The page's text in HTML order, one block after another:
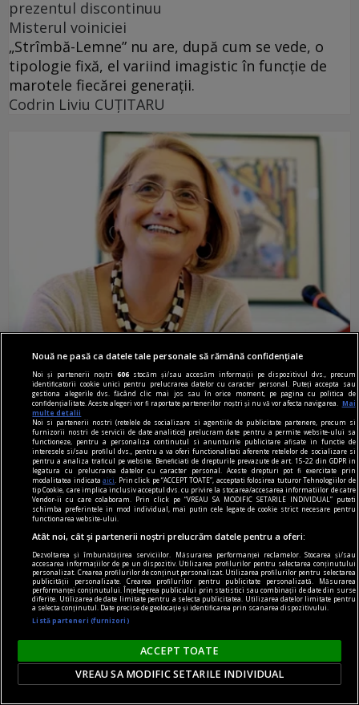
prezentul discontinuu
Misterul voiniciei
„Strîmbă-Lemne” nu are, după cum se vede, o
tipologie fixă, el variind imagistic în funcţie de
marotele fiecărei generaţii.
Codrin Liviu CUŢITARU
cuvinte nepotrivite
Înscenări
În lipsa exemplelor, utilizatorul obișnuit al
dicționarului nu poate fi sigur de excluderea unei
construcții.
Rodica ZAFIU
Nouă ne pasă ca datele tale personale să rămână confidențiale
Noi și partenerii noștri606 stocăm și/sau accesăm informații pe dispozitivul dvs., precum
identificatorii cookie unici pentru prelucrarea datelor cu caracter personal. Puteți accepta sau
gestiona alegerile dvs. făcând clic mai jos sau în orice moment, pe pagina cu politica de
confidențialitate. Aceste alegeri vor fi raportate partenerilor noștri și nu vă vor afecta navigarea.
Mai
multe detalii
Noi si partenerii nostri (retelele de socializare si agentiile de publicitate partenere, precum si
furnizorii nostri de servicii de date analitice) prelucram date pentru a permite website-ului sa
functioneze, pentru a personaliza continutul si anunturile publicitare afisate in functie de
interesele si/sau profilul dvs., pentru a va oferi functionalitati aferente retelelor de socializare si
pentru a analiza traficul pe website. Beneficiati de drepturile prevazute de art. 15-22 din GDPR in
legatura cu prelucrarea datelor cu caracter personal. Aceste drepturi pot fi exercitate prin
modalitatea indicataaici
. Prin click pe “ACCEPT TOATE”, acceptati folosirea tuturor Tehnologiilor de
tip Cookie, care implica inclusiv acceptul dvs. cu privire la stocarea/accesarea informatiilor de catre
Vendor-ii cu care colaboram. Prin click pe “VREAU SA MODIFIC SETARILE INDIVIDUAL” puteti
schimba preferintele in mod individual, mai putin cele legate de cookie strict necesare pentru
functionarea website-ului.
Atât noi, cât și partenerii noștri prelucrăm datele pentru a oferi:
Dezvoltarea și îmbunătățirea serviciilor. Măsurarea performanței reclamelor. Stocarea și/sau
accesarea informațiilor de pe un dispozitiv. Utilizarea profilurilor pentru selectarea conținutului
personalizat. Crearea profilurilor de conținut personalizat. Utilizarea profilurilor pentru selectarea
publicității personalizate. Crearea profilurilor pentru publicitate personalizată. Măsurarea
performanței conținutului. Înțelegerea publicului prin statistici sau combinații de date din surse
diferite. Utilizarea de date limitate pentru a selecta publicitatea. Utilizarea datelor limitate pentru
a selecta conținutul. Date precise de geolocație și identificarea prin scanarea dispozitivului.
Listă parteneri (furnizori)
ACCEPT TOATE
VREAU SA MODIFIC SETARILE INDIVIDUAL